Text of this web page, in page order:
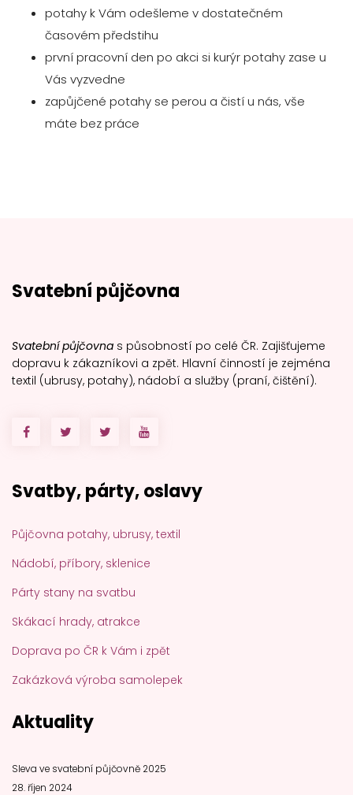
potahy k Vám odešleme v dostatečném
časovém předstihu
první pracovní den po akci si kurýr potahy zase u
Vás vyzvedne
zapůjčené potahy se perou a čistí u nás, vše
máte bez práce
Svatební půjčovna
Svatební půjčovna s působností po celé ČR. Zajišťujeme
dopravu k zákazníkovi a zpět. Hlavní činností je zejména
textil (ubrusy, potahy), nádobí a služby (praní, čištění).
Svatby, párty, oslavy
Půjčovna potahy, ubrusy, textil
Nádobí, příbory, sklenice
Párty stany na svatbu
Skákací hrady, atrakce
Doprava po ČR k Vám i zpět
Zakázková výroba samolepek
Aktuality
Sleva ve svatební půjčovně 2025
28. říjen 2024